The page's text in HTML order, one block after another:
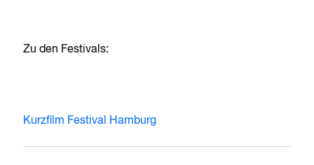
Zu den Festivals:
Kurzfilm Festival Hamburg